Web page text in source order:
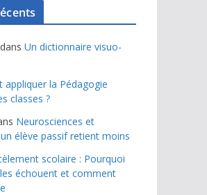
dans Un dictionnaire visuo-
appliquer la Pédagogie
classes ?
Neurosciences et
élève passif retient moins
scolaire : Pourquoi
échouent et comment